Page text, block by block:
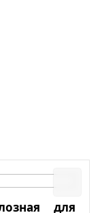
для